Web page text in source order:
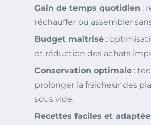
Gain de temps quotidien :
réchauffer ou assembler
Budget maîtrisé :
et réduction des achats
Conservation optimale :
prolonger la fraîcheur des
sous vide.
Recettes faciles et